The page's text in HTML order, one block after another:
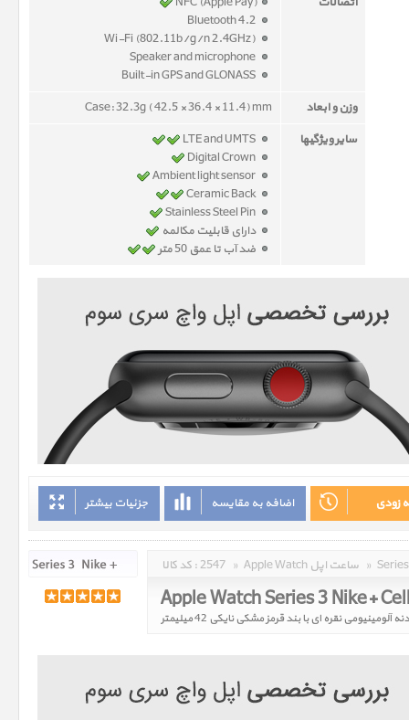
وزن و ابعاد
Case: 32.3g ( 42.5 × 36.4 × 11.4) mm
سایر ویژگیها
دارای قابلیت مکالمه
ضد آب تا عمق 50 متر
جزئیات بیشتر اضافه به مقایسه زودی
کد کالا : 2547 » Apple Watch ساعت اپل »